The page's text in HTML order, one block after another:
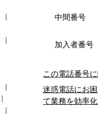
中間番号
加入者番号
この電話番号
迷惑電話にお
て業務を効率化